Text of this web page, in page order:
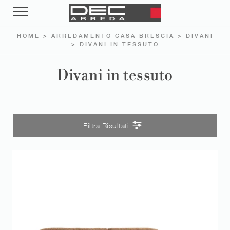
HOME > ARREDAMENTO CASA BRESCIA >
DIVANI
>
DIVANI IN TESSUTO
Divani in tessuto
Filtra Risultati